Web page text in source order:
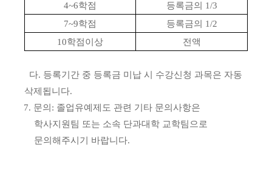
4~6학점 등록금의 1/3
7~9학점 등록금의 1/2
10학점이상 전액
다. 등록기간 중 등록금 미납 시 수강신청 과목은 자동
삭제됩니다.
7. 문의 : 졸업유예제도 관련 기타 문의사항은
학사지원팀 또는 소속 단과대학 교학팀으로
문의해주시기 바랍니다.